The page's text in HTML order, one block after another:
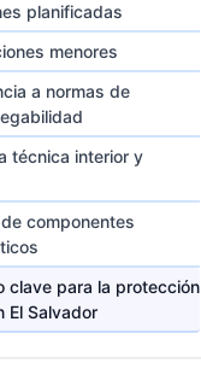
planificadas
menores
a normas de
técnica interior y
componentes
clave para la protección
El Salvador